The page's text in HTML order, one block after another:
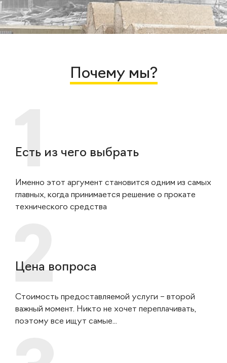
Почему мы?
Есть из чего выбрать
Именно этот аргумент становится одним из самых
главных, когда принимается решение о прокате
технического средства
Цена вопроса
Стоимость предоставляемой услуги – второй
важный момент. Никто не хочет переплачивать,
поэтому все ищут самые...